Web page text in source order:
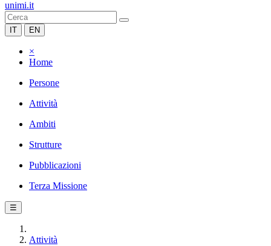
unimi.it
IT EN
×
Home
Persone
Attività
Ambiti
Strutture
Pubblicazioni
Terza Missione
☰
Attività